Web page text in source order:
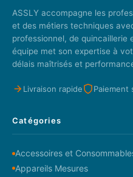
ASSLY accompagne les
et des métiers techniques
professionnel, de quincaillerie
équipe met son expertise à
délais maîtrisés et
Livraison rapide Paiement
Catégories
Accessoires et
Appareils Mesures